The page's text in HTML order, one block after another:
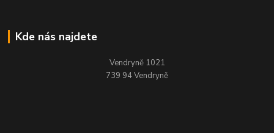
Kde nás najdete
Vendryně 1021
739 94 Vendryně